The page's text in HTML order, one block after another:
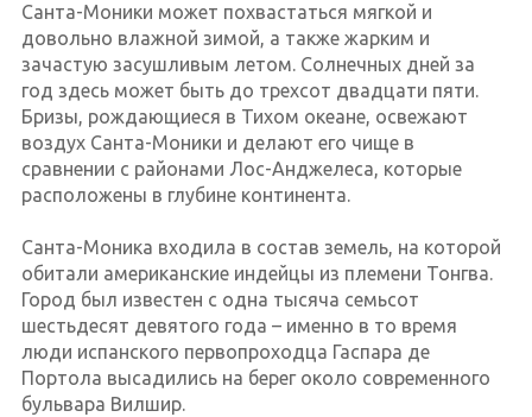
Санта-Моники может похвастаться мягкой и
довольно влажной зимой, а также жарким и
зачастую засушливым летом. Солнечных дней за
год здесь может быть до трехсот двадцати пяти.
Бризы, рождающиеся в Тихом океане, освежают
воздух Санта-Моники и делают его чище в
сравнении с районами Лос-Анджелеса, которые
расположены в глубине континента.
Санта-Моника входила в состав земель, на которой
обитали американские индейцы из племени Тонгва.
Город был известен с одна тысяча семьсот
шестьдесят девятого года – именно в то время
люди испанского первопроходца Гаспара де
Портола высадились на берег около современного
бульвара Вилшир.